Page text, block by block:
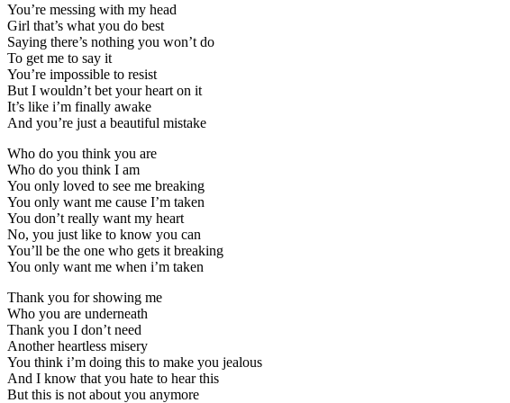
You’re messing with my head
Girl that’s what you do best
Saying there’s nothing you won’t do
To get me to say it
You’re impossible to resist
But I wouldn’t bet your heart on it
It’s like i’m finally awake
And you’re just a beautiful mistake
Who do you think you are
Who do you think I am
You only loved to see me breaking
You only want me cause I’m taken
You don’t really want my heart
No, you just like to know you can
You’ll be the one who gets it breaking
You only want me when i’m taken
Thank you for showing me
Who you are underneath
Thank you I don’t need
Another heartless misery
You think i’m doing this to make you jealous
And I know that you hate to hear this
But this is not about you anymore